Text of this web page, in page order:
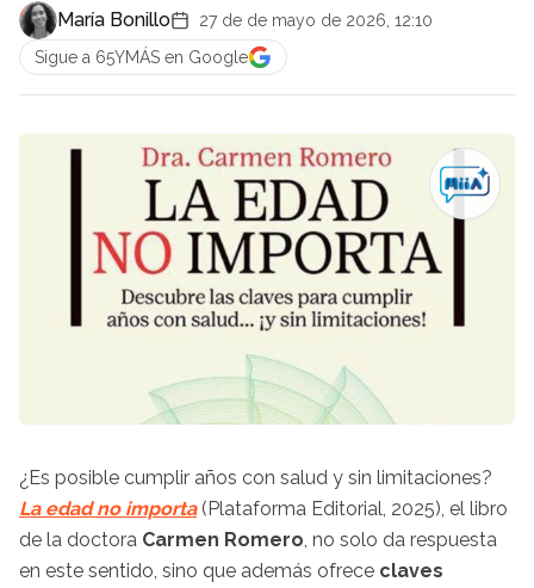
María Bonillo
27 de de mayo de 2026, 12:10
Sigue a 65YMÁS en Google
¿Es posible cumplir años con salud y sin limitaciones?
La edad no importa (Plataforma Editorial, 2025), el libro
de la doctora Carmen Romero, no solo da respuesta
en este sentido, sino que además ofrece claves